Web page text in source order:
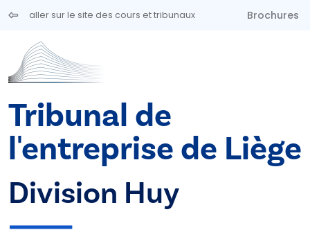
Aller au contenu principal
aller sur le site des cours et tribunaux Brochures
Tribunal de
l'entreprise de Liège
Division Huy